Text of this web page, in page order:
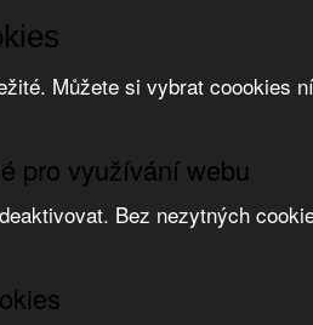
Můžete si vybrat coookies
pro využívání webu
Bez nezytných
Přeskočit na doplňující obsah